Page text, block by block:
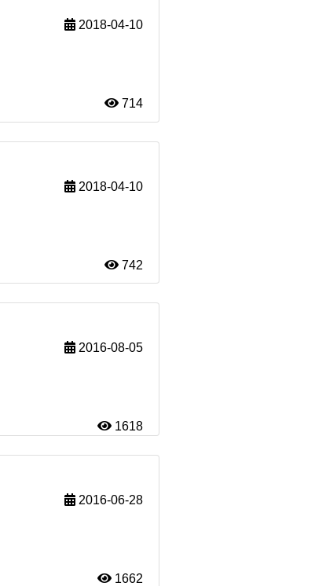
2018-04-10
714
2018-04-10
742
2016-08-05
1618
2016-06-28
1662